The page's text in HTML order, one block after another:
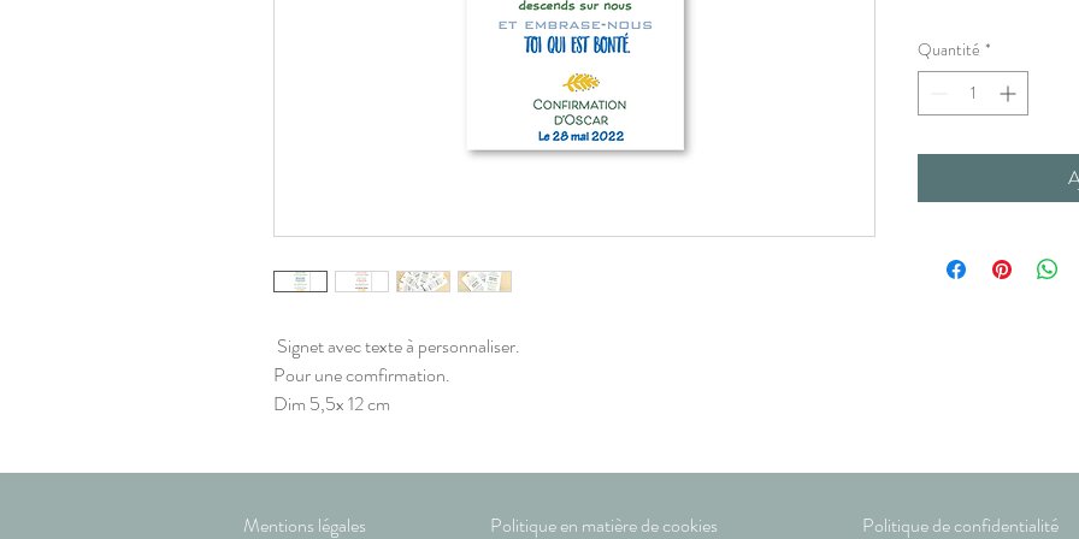
Signet avec texte à personnaliser.
Pour une comfirmation.
Dim 5,5x 12 cm
Quantité *
Mentions légales Politique en matière de cookies Politique de confidentialité